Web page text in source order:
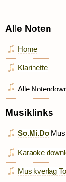
Alle Noten
Home
Klarinette
Alle
Musiklinks
So.Mi.Do
Karaoke
Musikverlag